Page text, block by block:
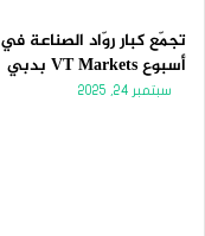
تجمّع كبار روّاد الصناعة في
أسبوع VT Markets بدبي
سبتمبر 24, 2025